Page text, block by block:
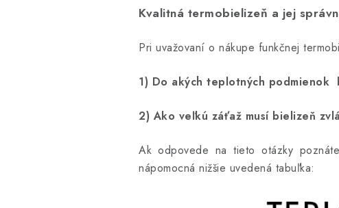
Kvalitná termobielizeň a jej
Pri uvažovaní o nákupe funkčnej
1) Do akých teplotných
2) Ako veľkú záťaž musí bielizeň
Ak odpovede na tieto otázky
nápomocná nižšie uvedená tabuľka: